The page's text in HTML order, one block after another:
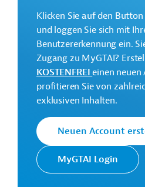
Weitere Informationen zu dem
finden Sie auf derWebseite
GTAI informiert über die ADA:
Regularien und praktische
Geschäftsanbahnung.
Geberbeitrag:
Kontaktadressen
Klicken Sie auf den
und loggen Sie sich mit
Benutzererkennung ein.
Zugang zu MyGTAI?
KOSTENFREIeinen neuen
profitieren Sie von
exklusiven Inhalten.
Neuen Account
MyGTAI Login